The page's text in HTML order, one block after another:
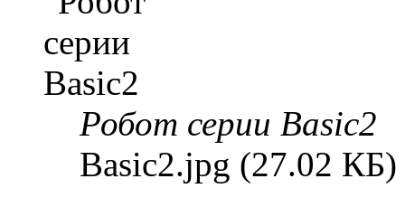
Робот серии Basic2
Basic2.jpg (27.02